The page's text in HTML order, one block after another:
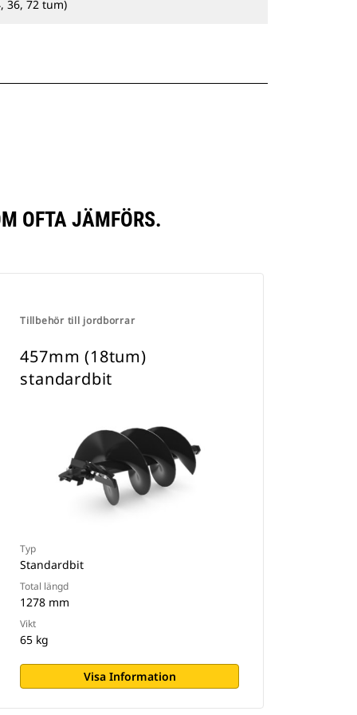
36, 72 tum)
OFTA JÄMFÖRS.
Tillbehör till jordborrar
457mm (18tum)
standardbit
Typ
Standardbit
Total längd
1278 mm
Vikt
65 kg
Visa Information